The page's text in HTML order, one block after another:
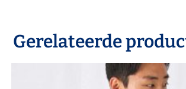
Gerelateerde